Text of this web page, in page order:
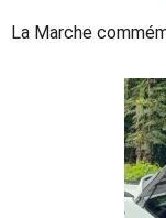
La Marche